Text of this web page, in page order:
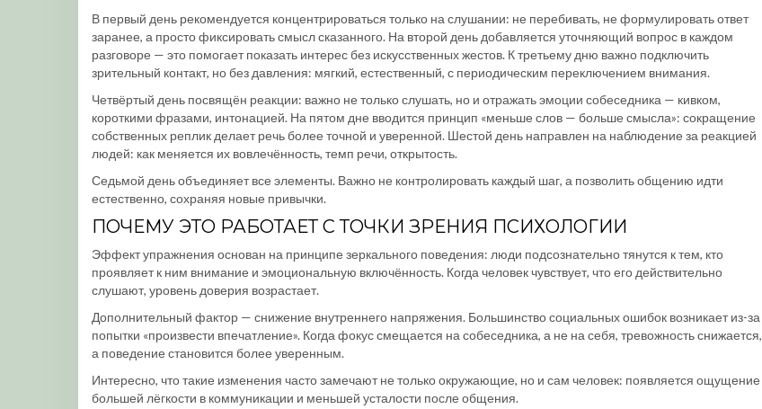
В первый день рекомендуется концентрироваться только на слушании: не перебивать, не формулировать ответ
заранее, а просто фиксировать смысл сказанного. На второй день добавляется уточняющий вопрос в каждом
разговоре — это помогает показать интерес без искусственных жестов. К третьему дню важно подключить
зрительный контакт, но без давления: мягкий, естественный, с периодическим переключением внимания.
Четвёртый день посвящён реакции: важно не только слушать, но и отражать эмоции собеседника — кивком,
короткими фразами, интонацией. На пятом дне вводится принцип «меньше слов — больше смысла»: сокращение
собственных реплик делает речь более точной и уверенной. Шестой день направлен на наблюдение за реакцией
людей: как меняется их вовлечённость, темп речи, открытость.
Седьмой день объединяет все элементы. Важно не контролировать каждый шаг, а позволить общению идти
естественно, сохраняя новые привычки.
ПОЧЕМУ ЭТО РАБОТАЕТ С ТОЧКИ ЗРЕНИЯ ПСИХОЛОГИИ
Эффект упражнения основан на принципе зеркального поведения: люди подсознательно тянутся к тем, кто
проявляет к ним внимание и эмоциональную включённость. Когда человек чувствует, что его действительно
слушают, уровень доверия возрастает.
Дополнительный фактор — снижение внутреннего напряжения. Большинство социальных ошибок возникает из-за
попытки «произвести впечатление». Когда фокус смещается на собеседника, а не на себя, тревожность снижается,
а поведение становится более уверенным.
Интересно, что такие изменения часто замечают не только окружающие, но и сам человек: появляется ощущение
большей лёгкости в коммуникации и меньшей усталости после общения.